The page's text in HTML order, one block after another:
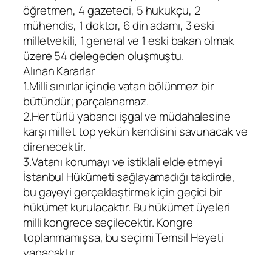
öğretmen, 4 gazeteci, 5 hukukçu, 2
mühendis, 1 doktor, 6 din adamı, 3 eski
milletvekili, 1 general ve 1 eski bakan olmak
üzere 54 delegeden oluşmuştu.
Alınan Kararlar
1.Milli sınırlar içinde vatan bölünmez bir
bütündür; parçalanamaz.
2.Her türlü yabancı işgal ve müdahalesine
karşı millet top yekün kendisini savunacak ve
direnecektir.
3.Vatanı korumayı ve istiklali elde etmeyi
İstanbul Hükümeti sağlayamadığı takdirde,
bu gayeyi gerçekleştirmek için geçici bir
hükümet kurulacaktır. Bu hükümet üyeleri
milli kongrece seçilecektir. Kongre
toplanmamışsa, bu seçimi Temsil Heyeti